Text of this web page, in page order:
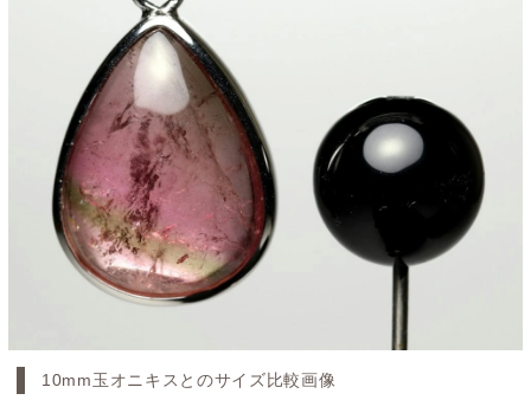
10mm玉オニキスとのサイズ比較画像